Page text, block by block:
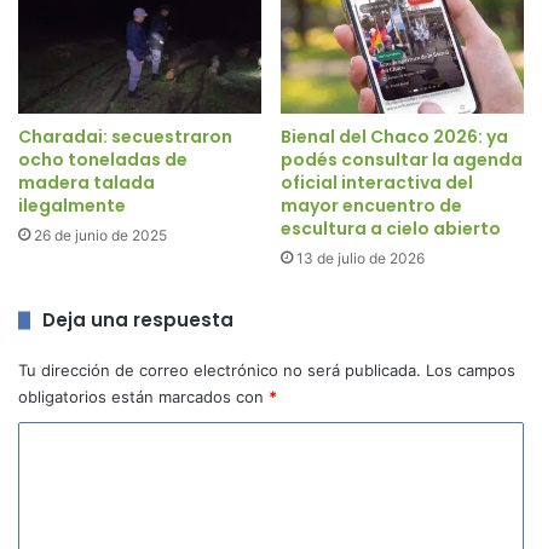
Charadai: secuestraron
ocho toneladas de
madera talada
ilegalmente
26 de junio de 2025
Bienal del Chaco 2026: ya
podés consultar la agenda
oficial interactiva del
mayor encuentro de
escultura a cielo abierto
13 de julio de 2026
Deja una respuesta
Tu dirección de correo electrónico no será publicada. Los campos
obligatorios están marcados con *